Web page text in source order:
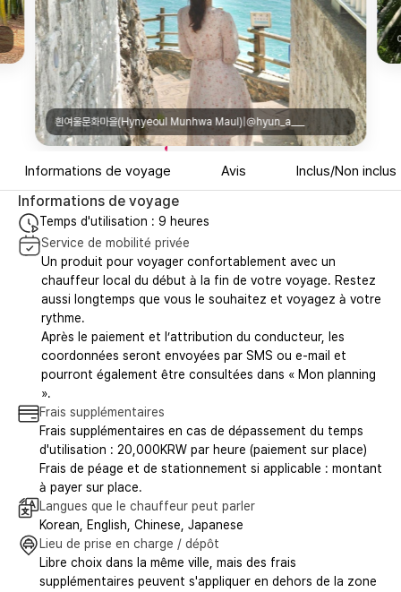
아홉산숲(Ahopsan Forest)|@shinae.cheon
Informations de voyage Avis Inclus/Non inclus
Informations de voyage
Temps d'utilisation : 9 heures
Service de mobilité privée
Un produit pour voyager confortablement avec un
chauffeur local du début à la fin de votre voyage. Restez
aussi longtemps que vous le souhaitez et voyagez à votre
rythme.
Après le paiement et l’attribution du conducteur, les
coordonnées seront envoyées par SMS ou e-mail et
pourront également être consultées dans « Mon planning
».
Frais supplémentaires
Frais supplémentaires en cas de dépassement du temps
d'utilisation : 20,000KRW par heure (paiement sur place)
Frais de péage et de stationnement si applicable : montant
à payer sur place.
Langues que le chauffeur peut parler
Korean, English, Chinese, Japanese
Lieu de prise en charge / dépôt
Libre choix dans la même ville, mais des frais
supplémentaires peuvent s'appliquer en dehors de la zone